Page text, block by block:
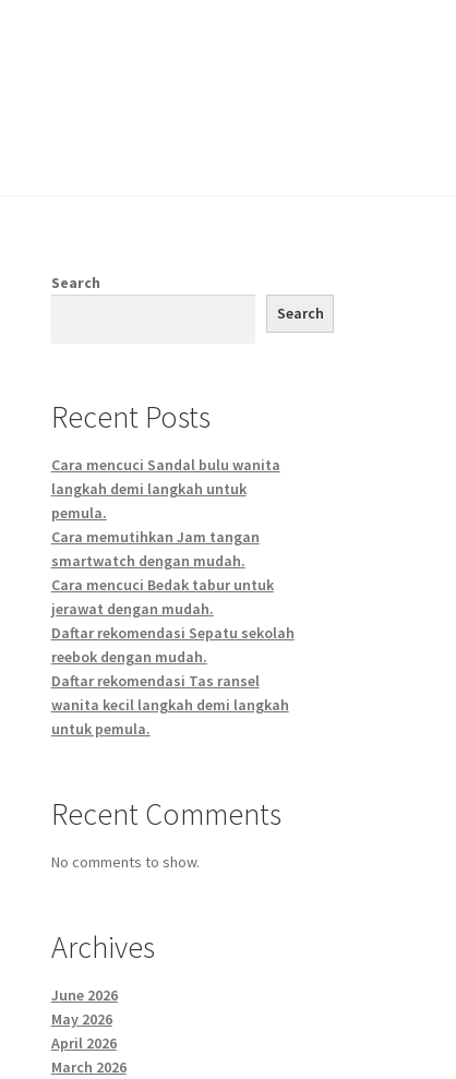
Search
Search
Recent Posts
Cara mencuci Sandal bulu wanita
langkah demi langkah untuk
pemula.
Cara memutihkan Jam tangan
smartwatch dengan mudah.
Cara mencuci Bedak tabur untuk
jerawat dengan mudah.
Daftar rekomendasi Sepatu sekolah
reebok dengan mudah.
Daftar rekomendasi Tas ransel
wanita kecil langkah demi langkah
untuk pemula.
Recent Comments
No comments to show.
Archives
June 2026
May 2026
April 2026
March 2026